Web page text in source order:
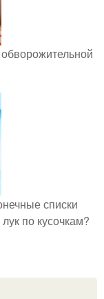
списки
по кусочкам?